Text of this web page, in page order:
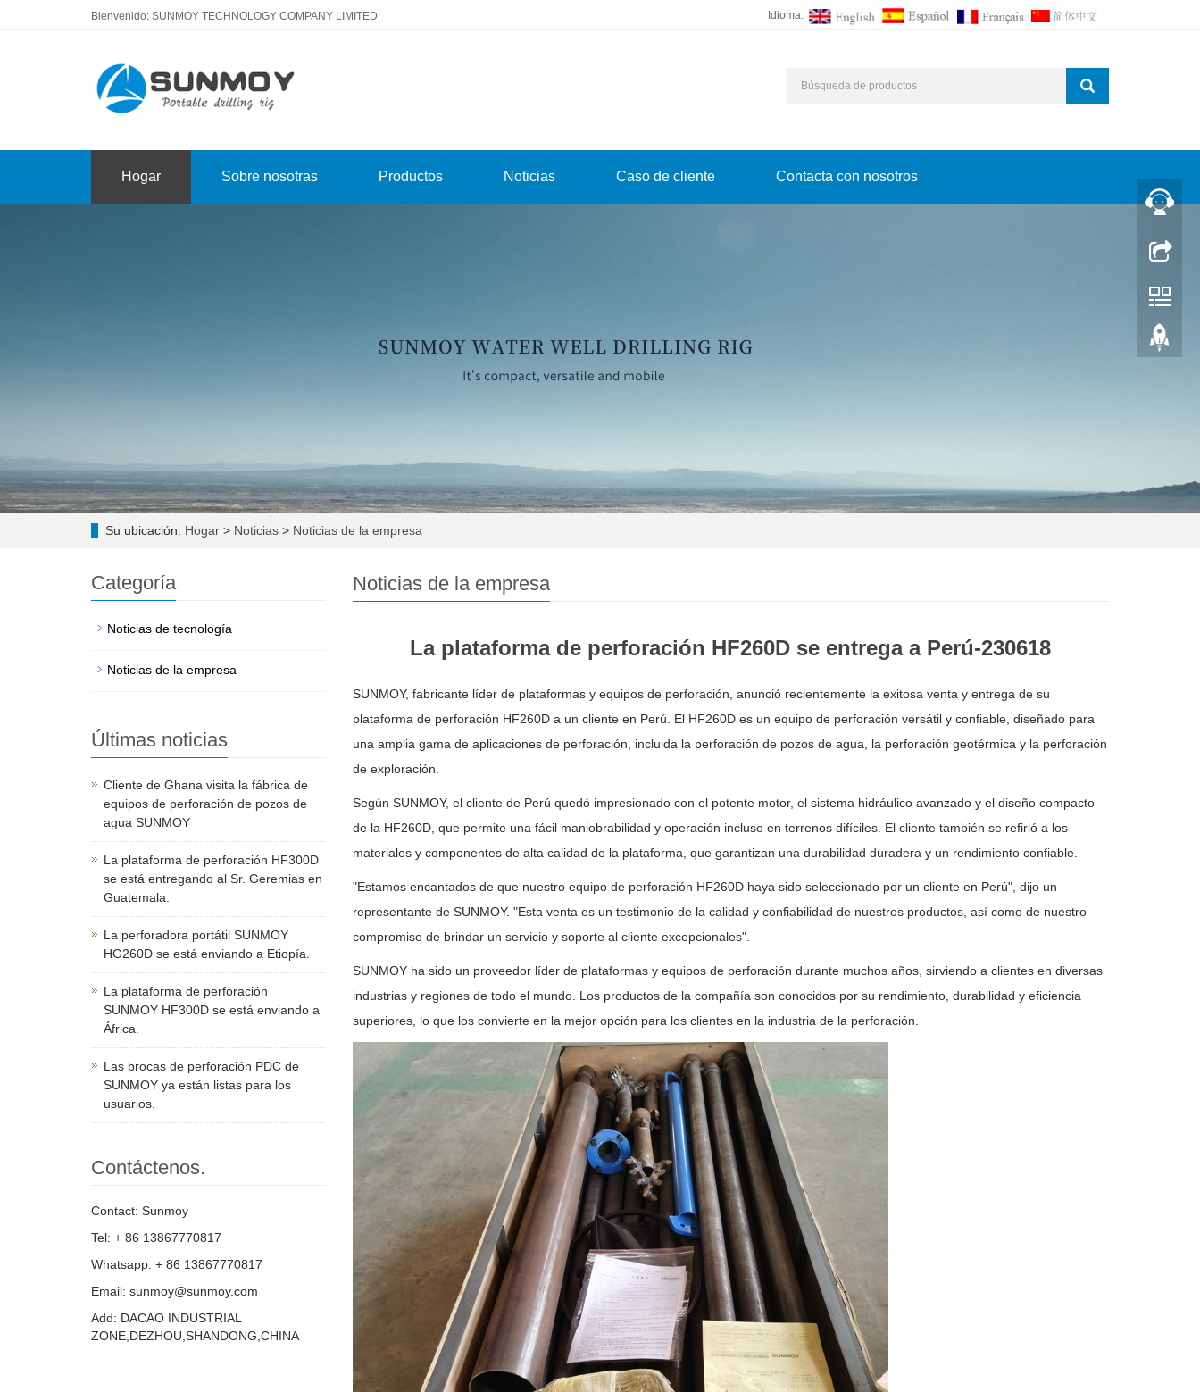
Bienvenido: SUNMOY TECHNOLOGY COMPANY LIMITED Idioma:
Hogar Sobre nosotras Productos Noticias Caso de cliente Contacta con nosotros
Su ubicación: Hogar > Noticias > Noticias de la empresa
Noticias de la empresa
La plataforma de perforación HF260D se entrega a Perú-230618
SUNMOY, fabricante líder de plataformas y equipos de perforación, anunció recientemente la exitosa venta y entrega de su
plataforma de perforación HF260D a un cliente en Perú. El HF260D es un equipo de perforación versátil y confiable, diseñado para
una amplia gama de aplicaciones de perforación, incluida la perforación de pozos de agua, la perforación geotérmica y la perforación
de exploración.
Según SUNMOY, el cliente de Perú quedó impresionado con el potente motor, el sistema hidráulico avanzado y el diseño compacto
de la HF260D, que permite una fácil maniobrabilidad y operación incluso en terrenos difíciles. El cliente también se refirió a los
materiales y componentes de alta calidad de la plataforma, que garantizan una durabilidad duradera y un rendimiento confiable.
"Estamos encantados de que nuestro equipo de perforación HF260D haya sido seleccionado por un cliente en Perú", dijo un
representante de SUNMOY. "Esta venta es un testimonio de la calidad y confiabilidad de nuestros productos, así como de nuestro
compromiso de brindar un servicio y soporte al cliente excepcionales".
SUNMOY ha sido un proveedor líder de plataformas y equipos de perforación durante muchos años, sirviendo a clientes en diversas
industrias y regiones de todo el mundo. Los productos de la compañía son conocidos por su rendimiento, durabilidad y eficiencia
superiores, lo que los convierte en la mejor opción para los clientes en la industria de la perforación.
Categoría
Noticias de tecnología
Noticias de la empresa
Últimas noticias
Cliente de Ghana visita la fábrica de
equipos de perforación de pozos de
agua SUNMOY
La plataforma de perforación HF300D
se está entregando al Sr. Geremias en
Guatemala.
La perforadora portátil SUNMOY
HG260D se está enviando a Etiopía.
La plataforma de perforación
SUNMOY HF300D se está enviando a
África.
Las brocas de perforación PDC de
SUNMOY ya están listas para los
usuarios.
Contáctenos.
Contact: Sunmoy
Tel: + 86 13867770817
Whatsapp: + 86 13867770817
Email: sunmoy@sunmoy.com
Add: DACAO INDUSTRIAL
ZONE,DEZHOU,SHANDONG,CHINA